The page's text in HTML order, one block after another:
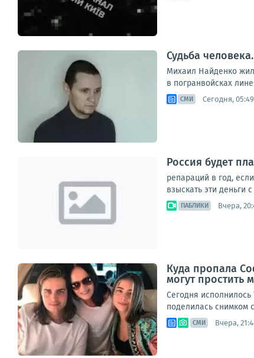
Судьба
Михаил Найденко жил
в погранвойсках
СМИ Сегодня, 05:49
Россия будет
репараций в год,
взыскать эти деньги
ПАБЛИКИ Вчера,
Куда пропала
могут простить
Сегодня
поделилась снимком
СМИ Вчера,